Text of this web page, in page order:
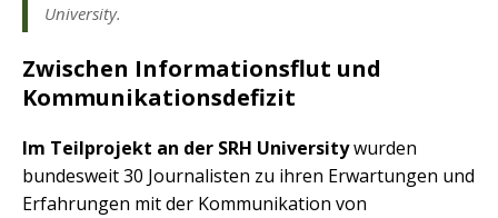
University.
Zwischen Informationsflut und
Kommunikationsdefizit
Im Teilprojekt an der SRH Universitywurden
bundesweit 30 Journalisten zu ihren Erwartungen und
Erfahrungen mit der Kommunikation von